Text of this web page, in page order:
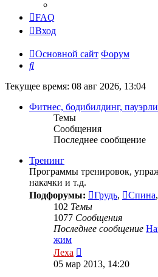
FAQ
Вход
Основной сайт Форум
Поиск
Текущее время: 08 авг 2026, 13:04
Фитнес, бодибилдинг,
Темы
Сообщения
Последнее сообщение
Тренинг
Программы тренировок,
накачки и т.д.
Подфорумы:
Грудь, Спина,
102 Темы
1077 Сообщения
Последнее сообщение
жим
Леха
к
05 мар 2013, 14:20